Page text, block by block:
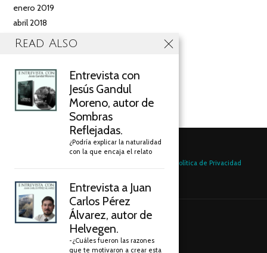
enero 2019
abril 2018
marzo 2018
enero 2018
diciembre 2017
noviembre 2017
Política de Privacidad
AZUR EDITORIAL 2020
Read Also
Entrevista con
Jesús Gandul
Moreno, autor de
Sombras
Reflejadas.
¿Podría explicar la naturalidad
con la que encaja el relato
Entrevista a Juan
Carlos Pérez
Álvarez, autor de
Helvegen.
-¿Cuáles fueron las razones
que te motivaron a crear esta